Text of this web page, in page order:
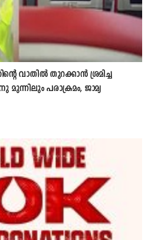
വാതില്‍ തുറക്കാന്‍ ശ്രമിച്ച
മുന്നിലും പരാക്രമം, ജാമ്യ